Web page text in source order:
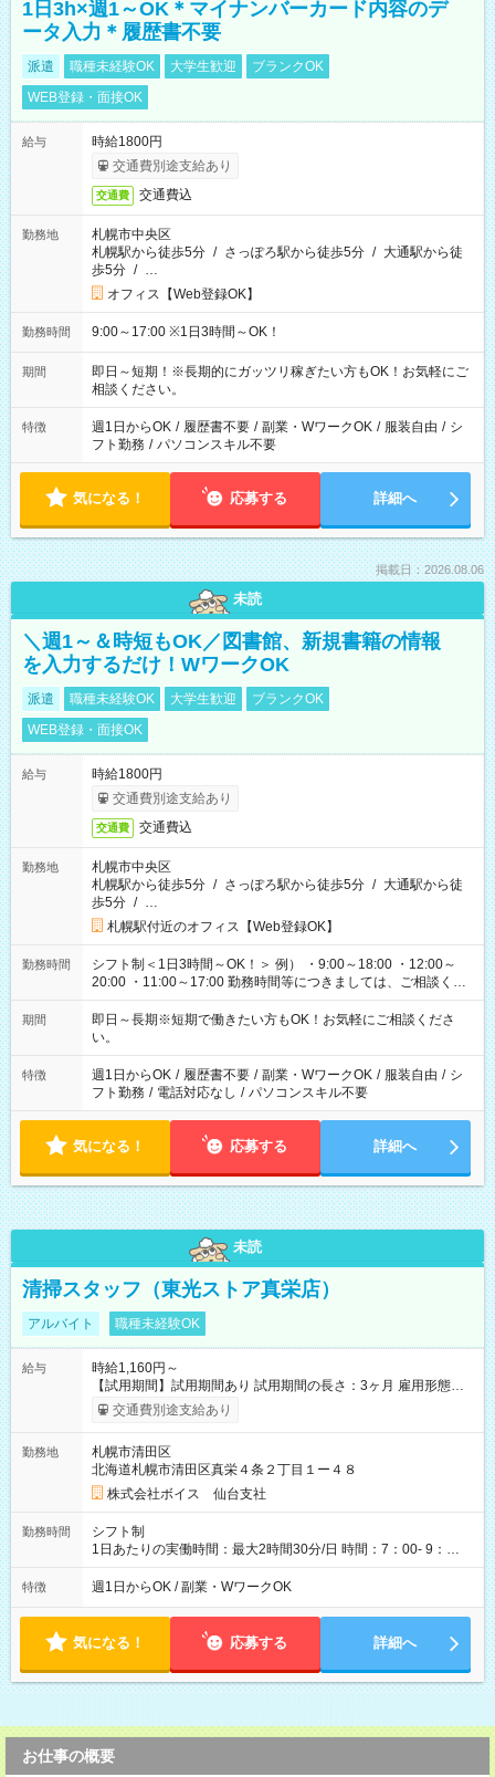
1日3h×週1～OK＊マイナンバーカード内容のデ
ータ入力＊履歴書不要
派遣 職種未経験OK 大学生歓迎
ブランクOK
WEB登録・面接OK
給与
時給1800円
交通費別途支給あり
交通費 交通費込
勤務地
札幌市中央区
札幌駅から徒歩5分 / さっぽろ駅から徒歩5分 / 大通駅から徒
歩5分 / …
オフィス【Web登録OK】
勤務時間 9:00～17:00 ※1日3時間～OK！
期間
即日～短期！※長期的にガッツリ稼ぎたい方もOK！お気軽にご
相談ください。
特徴 週1日からOK / 履歴書不要 / 副業・WワークOK / 服装自由 / シ
フト勤務 / パソコンスキル不要
気になる！ 応募する 詳細へ
掲載日：2026.08.06
未読
＼週1～＆時短もOK／図書館、新規書籍の情報
を入力するだけ！WワークOK
派遣 職種未経験OK 大学生歓迎
ブランクOK
WEB登録・面接OK
給与
時給1800円
交通費別途支給あり
交通費 交通費込
勤務地
札幌市中央区
札幌駅から徒歩5分 / さっぽろ駅から徒歩5分 / 大通駅から徒
歩5分 / …
札幌駅付近のオフィス【Web登録OK】
勤務時間
シフト制＜1日3時間～OK！＞ 例） ・9:00～18:00 ・12:00～
20:00 ・11:00～17:00 勤務時間等につきましては、ご相談くだ
さい。
期間
即日～長期※短期で働きたい方もOK！お気軽にご相談くださ
い。
特徴 週1日からOK / 履歴書不要 / 副業・WワークOK / 服装自由 / シ
フト勤務 / 電話対応なし / パソコンスキル不要
気になる！ 応募する 詳細へ
未読
清掃スタッフ（東光ストア真栄店）
アルバイト 職種未経験OK
給与
時給1,160円～
【試用期間】試用期間あり 試用期間の長さ：3ヶ月 雇用形態、
給与は本採用時と同じです。
交通費別途支給あり
勤務地
札幌市清田区
北海道札幌市清田区真栄４条２丁目１ー４８
株式会社ボイス 仙台支社
勤務時間
シフト制
1日あたりの実働時間：最大2時間30分/日 時間：7：00- 9：
30(2.5H) 日数：週1～6日
特徴 週1日からOK / 副業・WワークOK
気になる！ 応募する 詳細へ
お仕事の概要